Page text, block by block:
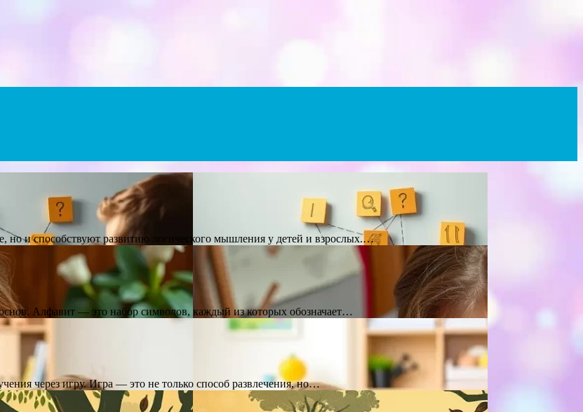
но и способствуют развитию логического мышления у детей и взрослых.…
Алфавит — это набор символов, каждый из которых обозначает…
через игру. Игра — это не только способ развлечения, но…